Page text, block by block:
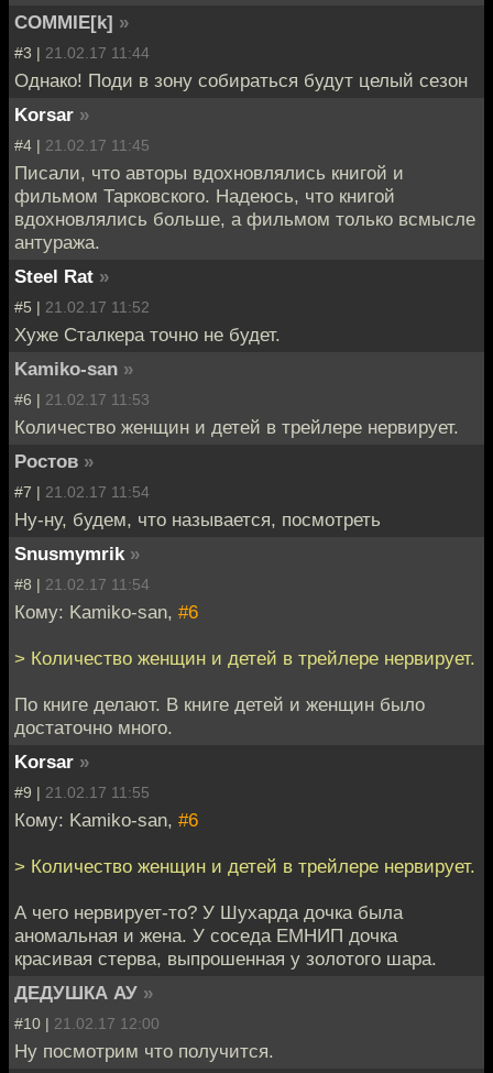
COMMIE[k] »
#3 | 21.02.17 11:44
Однако! Поди в зону собираться будут целый сезон
Korsar »
#4 | 21.02.17 11:45
Писали, что авторы вдохновлялись книгой и
фильмом Тарковского. Надеюсь, что книгой
вдохновлялись больше, а фильмом только всмысле
антуража.
Steel Rat »
#5 | 21.02.17 11:52
Хуже Сталкера точно не будет.
Kamiko-san »
#6 | 21.02.17 11:53
Количество женщин и детей в трейлере нервирует.
Ростов »
#7 | 21.02.17 11:54
Ну-ну, будем, что называется, посмотреть
Snusmymrik »
#8 | 21.02.17 11:54
Кому: Kamiko-san, #6
> Количество женщин и детей в трейлере нервирует.
По книге делают. В книге детей и женщин было
достаточно много.
Korsar »
#9 | 21.02.17 11:55
Кому: Kamiko-san, #6
> Количество женщин и детей в трейлере нервирует.
А чего нервирует-то? У Шухарда дочка была
аномальная и жена. У соседа ЕМНИП дочка
красивая стерва, выпрошенная у золотого шара.
ДЕДУШКА АУ »
#10 | 21.02.17 12:00
Ну посмотрим что получится.